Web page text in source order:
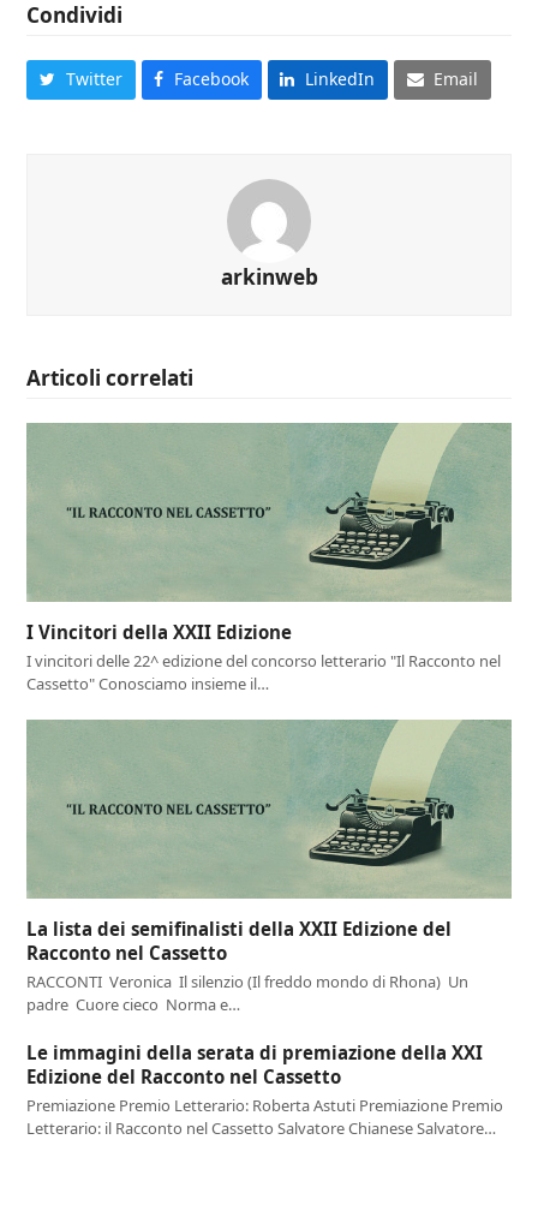
Condividi
Twitter Facebook LinkedIn Email
arkinweb
Articoli correlati
I Vincitori della XXII Edizione
I vincitori delle 22^ edizione del concorso letterario "Il Racconto nel
Cassetto" Conosciamo insieme il…
La lista dei semifinalisti della XXII Edizione del
Racconto nel Cassetto
RACCONTI Veronica Il silenzio (Il freddo mondo di Rhona) Un
padre Cuore cieco Norma e…
Le immagini della serata di premiazione della XXI
Edizione del Racconto nel Cassetto
Premiazione Premio Letterario: Roberta Astuti Premiazione Premio
Letterario: il Racconto nel Cassetto Salvatore Chianese Salvatore…